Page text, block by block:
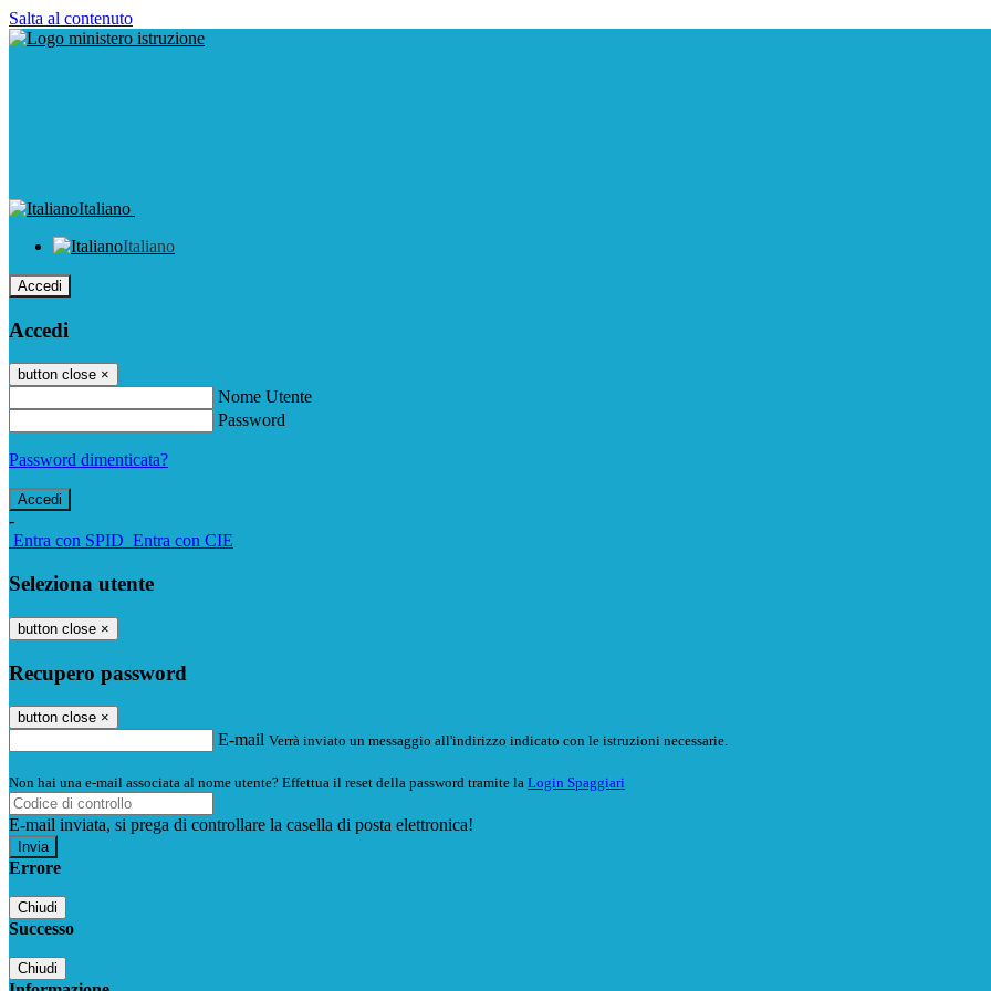
Salta al contenuto
Italiano
Italiano
Accedi
Accedi
button close ×
Nome Utente
Password
Password dimenticata?
-
Entra con SPID Entra con CIE
Seleziona utente
button close ×
Recupero password
button close ×
E-mail Verrà inviato un messaggio all'indirizzo indicato con le istruzioni necessarie.
Non hai una e-mail associata al nome utente? Effettua il reset della password tramite la Login Spaggiari
E-mail inviata, si prega di controllare la casella di posta elettronica!
Errore
Chiudi
Successo
Chiudi